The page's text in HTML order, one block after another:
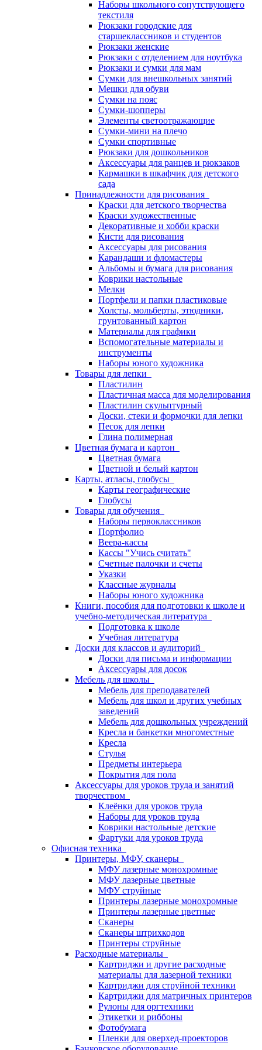
Наборы школьного сопутствующего
текстиля
Рюкзаки городские для
старшеклассников и студентов
Рюкзаки женские
Рюкзаки с отделением для ноутбука
Рюкзаки и сумки для мам
Сумки для внешкольных занятий
Мешки для обуви
Сумки на пояс
Сумки-шопперы
Элементы светоотражающие
Сумки-мини на плечо
Сумки спортивные
Рюкзаки для дошкольников
Аксессуары для ранцев и рюкзаков
Кармашки в шкафчик для детского
сада
Принадлежности для рисования
Краски для детского творчества
Краски художественные
Декоративные и хобби краски
Кисти для рисования
Аксессуары для рисования
Карандаши и фломастеры
Альбомы и бумага для рисования
Коврики настольные
Мелки
Портфели и папки пластиковые
Холсты, мольберты, этюдники,
грунтованный картон
Материалы для графики
Вспомогательные материалы и
инструменты
Наборы юного художника
Товары для лепки
Пластилин
Пластичная масса для моделирования
Пластилин скульптурный
Доски, стеки и формочки для лепки
Песок для лепки
Глина полимерная
Цветная бумага и картон
Цветная бумага
Цветной и белый картон
Карты, атласы, глобусы
Карты географические
Глобусы
Товары для обучения
Наборы первоклассников
Портфолио
Веера-кассы
Кассы "Учись считать"
Счетные палочки и счеты
Указки
Классные журналы
Наборы юного художника
Книги, пособия для подготовки к школе и
учебно-методическая литература
Подготовка к школе
Учебная литература
Доски для классов и аудиторий
Доски для письма и информации
Аксессуары для досок
Мебель для школы
Мебель для преподавателей
Мебель для школ и других учебных
заведений
Мебель для дошкольных учреждений
Кресла и банкетки многоместные
Кресла
Стулья
Предметы интерьера
Покрытия для пола
Аксессуары для уроков труда и занятий
творчеством
Клеёнки для уроков труда
Наборы для уроков труда
Коврики настольные детские
Фартуки для уроков труда
Офисная техника
Принтеры, МФУ, сканеры
МФУ лазерные монохромные
МФУ лазерные цветные
МФУ струйные
Принтеры лазерные монохромные
Принтеры лазерные цветные
Сканеры
Сканеры штрихкодов
Принтеры струйные
Расходные материалы
Картриджи и другие расходные
материалы для лазерной техники
Картриджи для струйной техники
Картриджи для матричных принтеров
Рулоны для оргтехники
Этикетки и риббоны
Фотобумага
Пленки для оверхед-проекторов